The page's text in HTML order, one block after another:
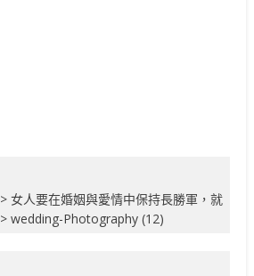
>女人要在婚姻與愛情中保持長勝軍，就
>wedding-Photography (12)